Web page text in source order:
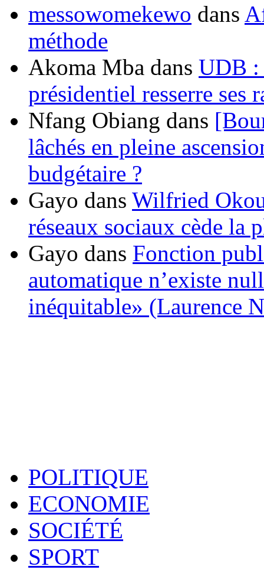
messowomekewo dans
méthode
Akoma Mba dans UDB :
présidentiel resserre ses
Nfang Obiang dans
lâchés en pleine
budgétaire ?
Gayo dans Wilfried
réseaux sociaux cède la
Gayo dans Fonction
automatique n’existe
inéquitable» (Laurence
POLITIQUE
ECONOMIE
SOCIÉTÉ
SPORT